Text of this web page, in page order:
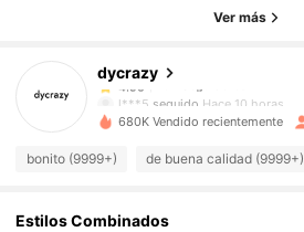
Ver más
dycrazy
19K Seguidores
4.90
19K Seguidores
l***5
seguido Hace 10 horas
4.90
4.90 19K Seguidores
680K Vendido recientemente
bonito (9999+) de buena calidad (9999+)
Estilos Combinados